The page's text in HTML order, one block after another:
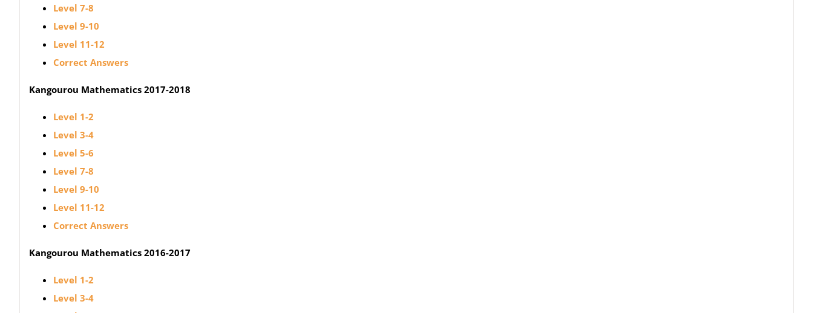
Level 7-8
Level 9-10
Level 11-12
Correct Answers
Kangourou Mathematics 2017-2018
Level 1-2
Level 3-4
Level 5-6
Level 7-8
Level 9-10
Level 11-12
Correct Answers
Kangourou Mathematics 2016-2017
Level 1-2
Level 3-4